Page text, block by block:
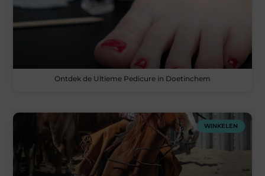
Ontdek de Ultieme Pedicure in Doetinchem
WINKELEN